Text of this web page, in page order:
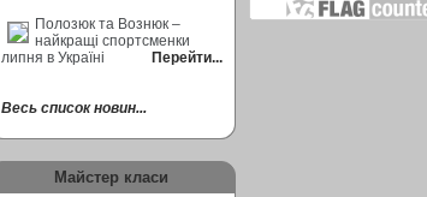
Полозюк та Вознюк –
найкращі спортсменки
липня в Україні
Перейти...
Весь список новин...
Майстер класи